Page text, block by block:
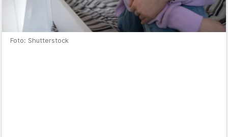
Foto: Shutterstock